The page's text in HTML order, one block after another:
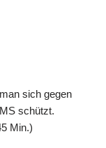
sich gegen
schützt.
Min.)